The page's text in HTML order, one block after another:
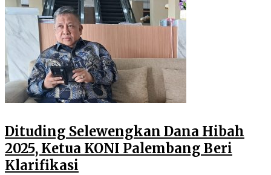
Dituding Selewengkan Dana Hibah
2025, Ketua KONI Palembang Beri
Klarifikasi